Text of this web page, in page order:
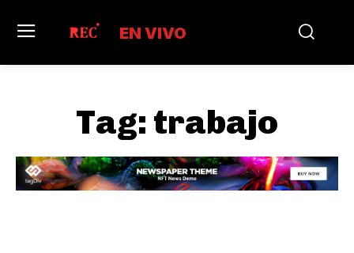
EN VIVO
Tag: trabajo